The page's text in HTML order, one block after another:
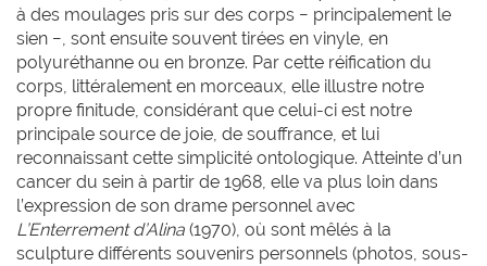
à des moulages pris sur des corps − principalement le
sien −, sont ensuite souvent tirées en vinyle, en
polyuréthanne ou en bronze. Par cette réification du
corps, littéralement en morceaux, elle illustre notre
propre finitude, considérant que celui-ci est notre
principale source de joie, de souffrance, et lui
reconnaissant cette simplicité ontologique. Atteinte d’un
cancer du sein à partir de 1968, elle va plus loin dans
l’expression de son drame personnel avec
L’Enterrement d’Alina (1970), où sont mêlés à la
sculpture différents souvenirs personnels (photos, sous-